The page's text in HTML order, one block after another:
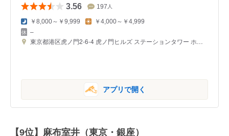
3.56 197 人
￥8,000～￥9,999 ￥4,000～￥4,999
–
東京都港区虎ノ門2-6-4 虎ノ門ヒルズ ステーションタワー ホテル虎ノ門ヒルズ 1F
アプリで開く
【9位】麻布室井（東京・銀座）